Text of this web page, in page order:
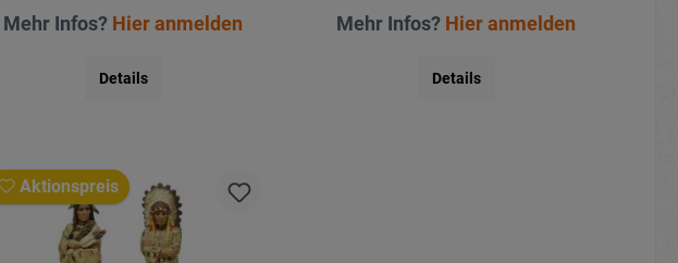
Mehr Infos? Hier anmelden
Details
Mehr Infos? Hier anmelden
Details
Aktionspreis